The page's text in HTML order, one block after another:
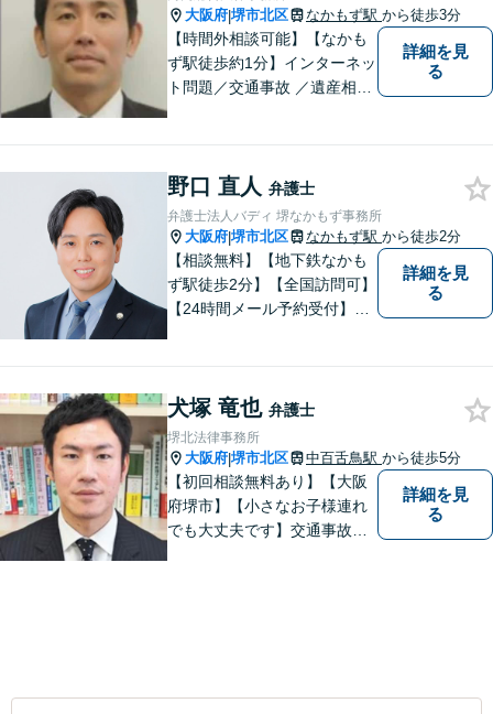
大阪府|堺市北区 なかもず駅 から徒歩3分
【時間外相談可能】【なかも
ず駅徒歩約1分】インターネッ
ト問題／交通事故 ／遺産相
かりとお応えいたします。 お
気軽にご相談ください。
詳細を見
る
野口 直人 弁護士
弁護士法人バディ 堺なかもず事務所
大阪府|堺市北区 なかもず駅 から徒歩2分
【相談無料】【地下鉄なかも
ず駅徒歩2分】【全国訪問可】
【24時間メール予約受付】
ます。
詳細を見
る
犬塚 竜也 弁護士
堺北法律事務所
大阪府|堺市北区 中百舌鳥駅 から徒歩5分
【初回相談無料あり】【大阪
府堺市】【小さなお子様連れ
でも大丈夫です】交通事故、
詳細を見
る